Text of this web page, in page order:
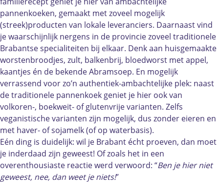
e
c
k
e
p
a
n
n
e
C
o
e
c
k
e
p
a
n
n
e
e
C
o
e
c
k
e
p
n
n
e
e
c
k
e
p
a
n
n
e
d
e
C
o
e
c
k
e
p
a
n
n
e
r
b
e
r
g
h
e
d
e
C
o
e
c
k
e
e
r
b
e
r
g
h
e
d
e
C
o
e
c
k
pannenkoeken, gemaakt met zoveel mogelijk
(streek)producten van lokale leveranciers. Daarnaast vind
je waarschijnlijk nergens in de provincie zoveel traditionele
Brabantse specialiteiten bij elkaar. Denk aan huisgemaakte
worstenbroodjes, zult, balkenbrij, bloedworst met appel,
kaantjes én de bekende Abramsoep. En mogelijk
verrassend voor zo’n authentiek-ambachtelijke plek: naast
de traditionele pannenkoek geniet je hier ook van
volkoren-, boekweit- of glutenvrije varianten. Zelfs
veganistische varianten zijn mogelijk, dus zonder eieren en
met haver- of sojamelk (of op waterbasis).
Eén ding is duidelijk: wil je Brabant écht proeven, dan moet
je inderdaad zijn geweest! Of zoals het in een
overenthousiaste reactie werd verwoord: “Ben je hier niet
geweest, nee, dan weet je niets!”